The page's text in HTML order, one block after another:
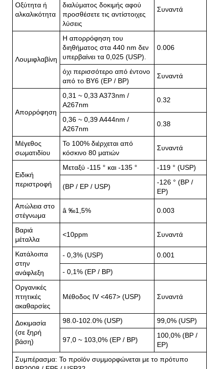
Οξύτητα ή
αλκαλικότητα
διαλύματος δοκιμής αφού
προσθέσετε τις αντίστοιχες
λύσεις
Συναντά
Λουμιφλαβίνη
Η απορρόφηση του
διηθήματος στα 440 nm δεν
υπερβαίνει τα 0,025 (USP).
0.006
όχι περισσότερο από έντονο
από το BY6 (EP / BP)
Συναντά
Απορρόφηση
0,31 ~ 0,33 A373nm /
A267nm
0.32
0,36 ~ 0,39 A444nm /
A267nm
0.38
Μέγεθος
σωματιδίου
Το 100% διέρχεται από
κόσκινο 80 ματιών
Συναντά
Ειδική
περιστροφή
Μεταξύ -115 ° και -135 ° -119 ° (USP)
(BP / EP / USP)
-126 ° (BP /
EP)
Απώλεια στο
στέγνωμα
â ‰1,5% 0.003
Βαριά
μέταλλα
<10ppm Συναντά
Κατάλοιπα
στην
ανάφλεξη
- 0,3% (USP) 0.001
- 0,1% (EP / BP)
Οργανικές
πτητικές
ακαθαρσίες
Μέθοδος IV <467> (USP) Συναντά
Δοκιμασία
(σε ξηρή
βάση)
98.0-102.0% (USP) 99,0% (USP)
97,0 ~ 103,0% (EP / BP)
100,0% (BP /
EP)
Συμπέρασμα: Το προϊόν συμμορφώνεται με το πρότυπο